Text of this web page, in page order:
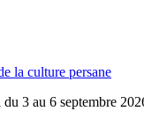
la culture persane
3 au 6 septembre